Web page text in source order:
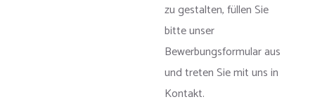
zu gestalten, füllen Sie
bitte unser
Bewerbungsformular aus
und treten Sie mit uns in
Kontakt.